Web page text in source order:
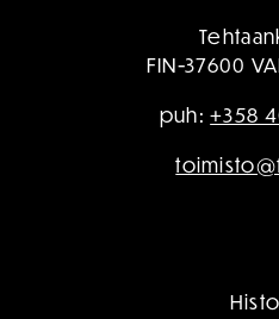
FIN-37600
puh:+358